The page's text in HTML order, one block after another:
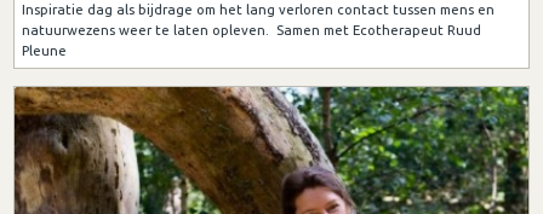
Inspiratie dag als bijdrage om het lang verloren contact tussen mens en
natuurwezens weer te laten opleven. Samen met Ecotherapeut Ruud
Pleune